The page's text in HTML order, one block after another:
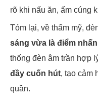
rõ khi nấu ăn, ấm cúng
Tóm lại, về thẩm mỹ,
sáng vừa là điểm
thống đèn âm trần hợp
đầy cuốn hút, tạo cảm
quần.